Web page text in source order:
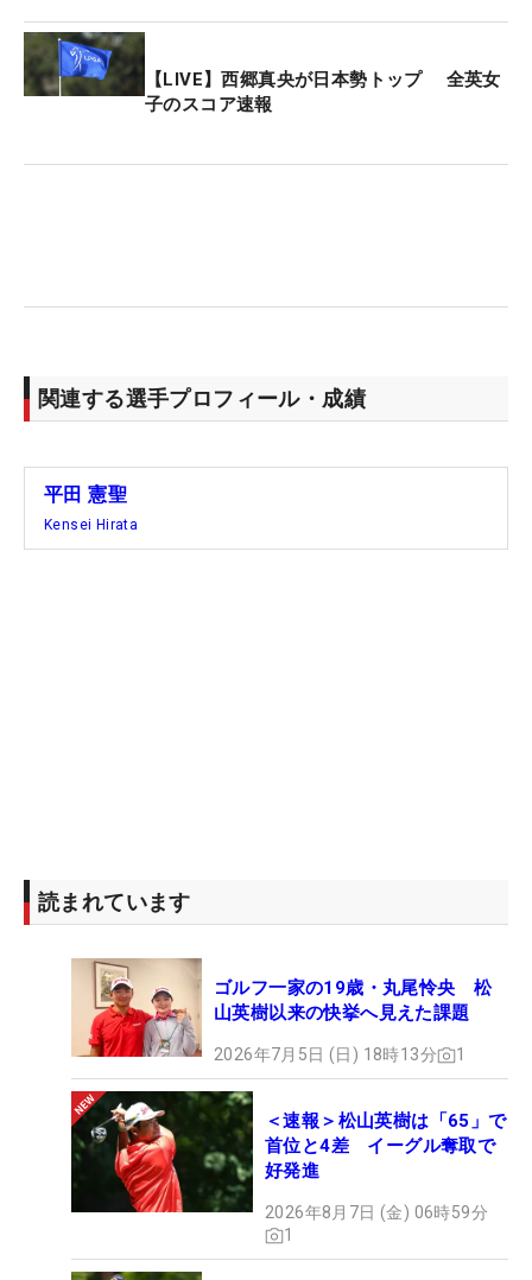
「日本オープン」まで連戦が続く。複数回優勝を目
指して、ここからさらにエンジンをかけていく。
（文・高木彩音）
【LIVE】西郷真央が日本勢トップ 全英女
子のスコア速報
関連する選手プロフィール・成績
平田 憲聖
Kensei Hirata
読まれています
ゴルフ一家の19歳・丸尾怜央 松
山英樹以来の快挙へ見えた課題
2026年7月5日 (日) 18時13分 1
＜速報＞松山英樹は「65」で
首位と4差 イーグル奪取で
好発進
2026年8月7日 (金) 06時59分
1